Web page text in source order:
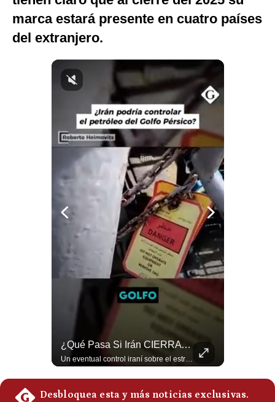
gestion.pe
¿quiénes
Condiciones
marca estará presente en cuatro países
del extranjero.
¿Qué Pasa Si Irán CIERRA El Estrecho De Ormuz? | #radar24
Un eventual control iraní sobre el estrecho de Ormuz cambiaría radicalmente el equilibrio de poder, así lo explicó el analista Roberto Heimovits. Además, explicó que países como Arabia Saudita, Qatar, Emiratos Árabes Unidos, Irak y Kuwait dependen de esa ruta para exportar petróleo, gas y fertilizantes. #Geopolitica #Irán #EstrechoDeOrmuz #Petroleo #NoticiasInternacionales #RobertoHeimovits #Shorts 👉 Suscríbete y activa la campana para no perderte nuestro análisis diario. 🌎 Síguenos en nuestras redes sociales: 📌 Web oficial: https://gestion.pe/mundo/ 📌 LinkedIn: http://bit.ly/3HYIET0 📌 X (Twitter): http://bit.ly/4noZtX9 📌 TikTok: http://bit.ly/4evB6TO